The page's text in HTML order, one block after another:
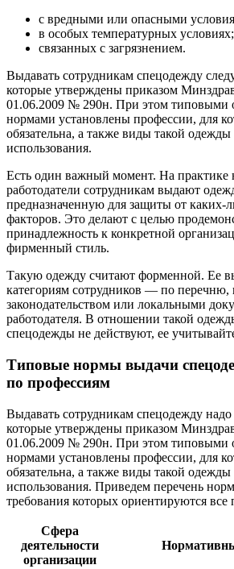
с вредными или опасными
в особых температурных условиях;
связанных с загрязнением.
Выдавать сотрудникам спецодежду
которые утверждены приказом
01.06.2009 № 290н. При этом типовыми
нормами установлены профессии, для
обязательна, а также виды такой одежды
использования.
Есть один важный момент. На практике
работодатели сотрудникам выдают
предназначенную для защиты от каких-
факторов. Это делают с целью
принадлежность к конкретной
фирменный стиль.
Такую одежду считают форменной. Ее
категориям сотрудников — по перечню,
законодательством или локальными
работодателя. В отношении такой
спецодежды не действуют, ее
Типовые нормы выдачи
по профессиям
Выдавать сотрудникам спецодежду
которые утверждены приказом
01.06.2009 № 290н. При этом типовыми
нормами установлены профессии, для
обязательна, а также виды такой одежды
использования. Приведем перечень
требования которых ориентируются
Сфера
деятельности
организации